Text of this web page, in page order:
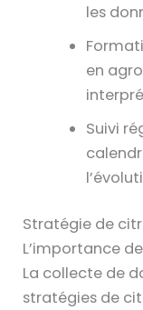
les
en
Suivi
Stratégie de
L’importance
La collecte de
stratégies de